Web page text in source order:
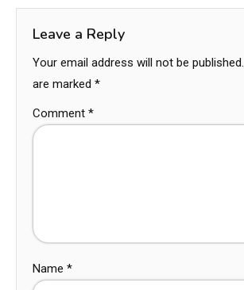
Leave a Reply
Your email address will not be published.
are marked *
Comment *
Name *